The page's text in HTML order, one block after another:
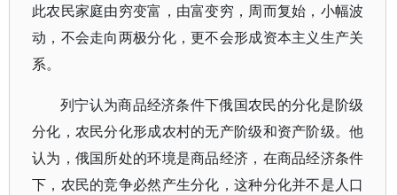
此农民家庭由穷变富，由富变穷，周而复始，小幅波
动，不会走向两极分化，更不会形成资本主义生产关
系。
列宁认为商品经济条件下俄国农民的分化是阶级
分化，农民分化形成农村的无产阶级和资产阶级。他
认为，俄国所处的环境是商品经济，在商品经济条件
下，农民的竞争必然产生分化，这种分化并不是人口